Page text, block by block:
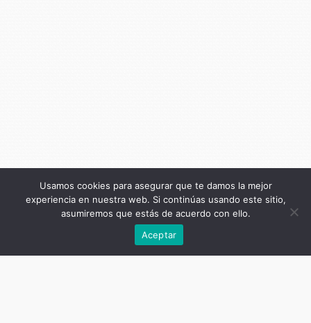
Usamos cookies para asegurar que te damos la mejor
experiencia en nuestra web. Si continúas usando este sitio,
asumiremos que estás de acuerdo con ello.
Aceptar